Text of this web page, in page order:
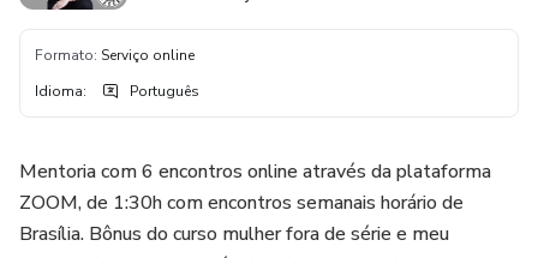
Formato: Serviço online
Idioma: Português
Mentoria com 6 encontros online através da plataforma
ZOOM, de 1:30h com encontros semanais horário de
Brasília. Bônus do curso mulher fora de série e meu